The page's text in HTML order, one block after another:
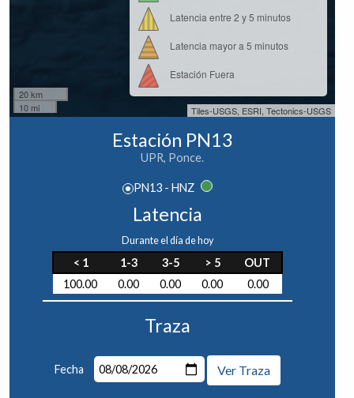
20 km
10 mi
Latencia entre 2 y 5 minutos
Latencia mayor a 5 minutos
Estación Fuera
Tiles-USGS, ESRI, Tectonics-USGS
Estación PN13
UPR, Ponce.
PN13 - HNZ
Latencia
Durante el día de hoy
< 1 1-3 3-5 > 5
OUT
100.00
0.00 0.00 0.00 0.00
Traza
Fecha Ver Traza